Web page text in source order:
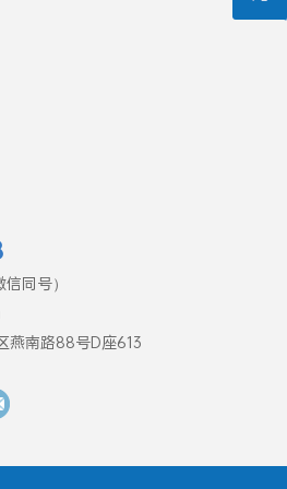
同号）
燕南路88号D座613